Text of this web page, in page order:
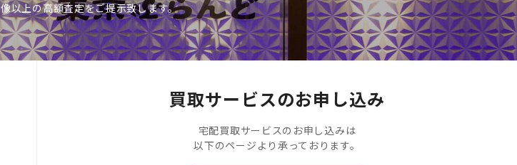
以上の高額査定をご提示致します。
買取サービスのお申し込み
宅配買取サービスのお申し込みは
以下のページより承っております。